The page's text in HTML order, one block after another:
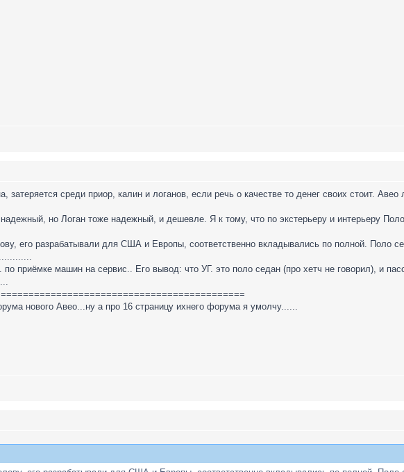
затеряется среди приор, калин и логанов, если речь о качестве то денег своих стоит.
но Логан тоже надежный, и дешевле. Я к тому, что по экстерьеру и интерьеру
его разрабатывали для США и Европы, соответственно вкладывались по полной. Поло
приёмке машин на сервис.. Его вывод: что УГ. это поло седан (про хетч не говорил), и
нового Авео...ну а про 16 страницу ихнего форума я умолчу......